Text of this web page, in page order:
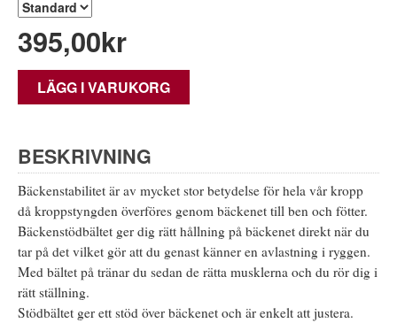
395,00kr
LÄGG I VARUKORG
BESKRIVNING
Bäckenstabilitet är av mycket stor betydelse för hela vår kropp
då kroppstyngden överföres genom bäckenet till ben och fötter.
Bäckenstödbältet ger dig rätt hållning på bäckenet direkt när du
tar på det vilket gör att du genast känner en avlastning i ryggen.
Med bältet på tränar du sedan de rätta musklerna och du rör dig i
rätt ställning.
Stödbältet ger ett stöd över bäckenet och är enkelt att justera.